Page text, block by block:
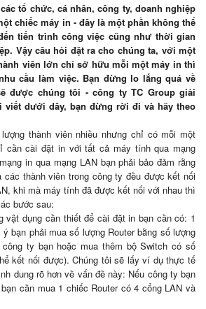
tổ chức, cá nhân, công ty, doanh nghiệp
chiếc máy in - đây là một phần không thể
tiến trình công việc cũng như thời gian
Vậy câu hỏi đặt ra cho chúng ta, với một
viên lớn chỉ sở hữu mỗi một máy in thì
cầu làm việc. Bạn đừng lo lắng quá về
được chúng tôi - công ty TC Group giải
viết dưới dây, bạn đừng rời đi và hãy theo
thành viên nhiều nhưng chỉ có mỗi một
cần cài đặt in với tất cả máy tính qua mạng
in qua mạng LAN bạn phải bảo đảm rằng
thành viên trong công ty đều được kết nối
khi mà máy tính đã được kết nối với nhau thì
bước sau:
vật dụng cần thiết để cài đặt in bạn cần có: 1
bạn phải mua số lượng Router bằng số lượng
ty bạn hoặc mua thêm bộ Switch có số
kết nối được). Chúng tôi sẽ lấy ví dụ thực tế
dung rõ hơn về vấn đề này: Nếu công ty bạn
cần mua 1 chiếc Router có 4 cổng LAN và